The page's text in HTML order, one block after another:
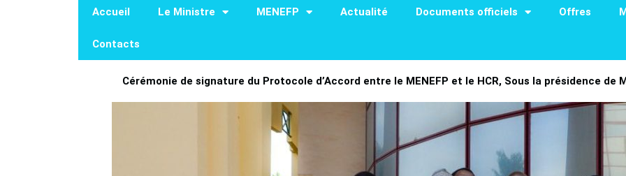
Accueil Le Ministre MENEFP Actualité Documents officiels Offres
Contacts
Cérémonie de signature du Protocole d’Accord entre le MENEFP et le HCR, Sous la présidence de